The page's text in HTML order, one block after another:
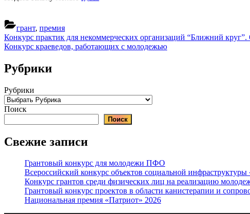
грант, премия
Навигация
по
записям
Previous
Post:
Конкурс практик для некоммерческих организаций “Ближний круг”.
Next
Конкурс краеведов, работающих с молодежью
Рубрики
Рубрики
Поиск
Поиск
Свежие записи
Грантовый конкурс для молодежи ПФО
Всероссийский конкурс объектов социальной
Конкурс грантов среди физических лиц на реализацию
Грантовый конкурс проектов в области канистерапии и
Национальная премия «Патриот» 2026